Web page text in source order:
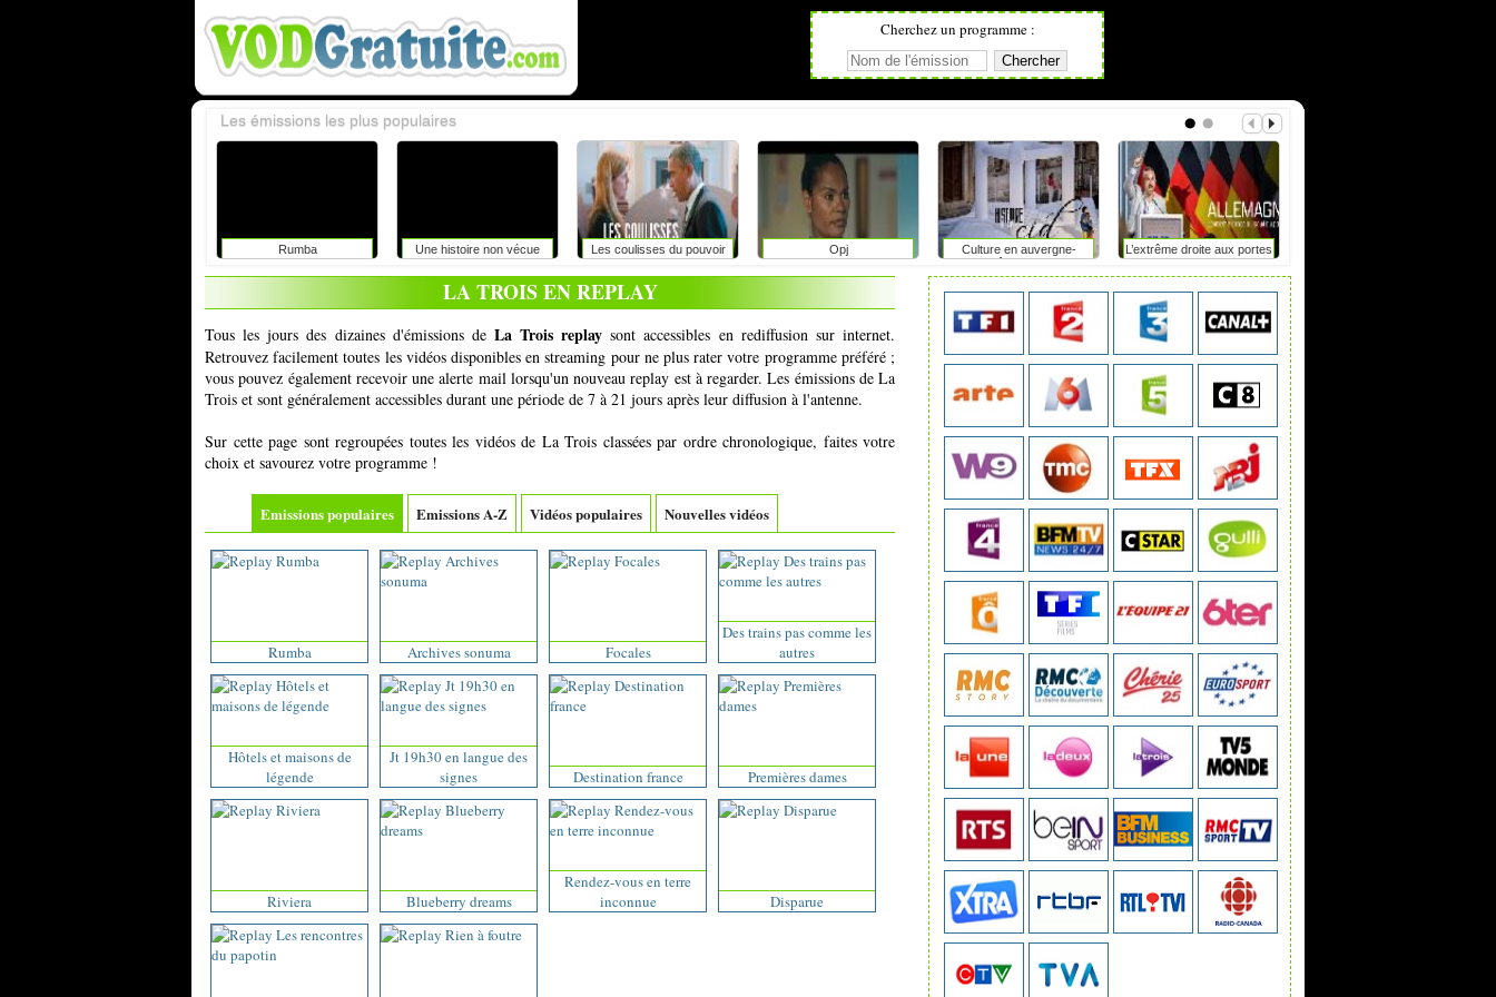
Cherchez un programme :
Rumba Une histoire non vécue Les coulisses du pouvoir Opj
Culture en auvergne-
rhône-alpes
L’extrême droite aux portes
du pouvoir en saxe-anhalt
?
Les émissions les plus populaires
LA TROIS EN REPLAY
Tous les jours des dizaines d'émissions de La Trois replay sont accessibles en rediffusion sur internet.
Retrouvez facilement toutes les vidéos disponibles en streaming pour ne plus rater votre programme préféré ;
vous pouvez également recevoir une alerte mail lorsqu'un nouveau replay est à regarder. Les émissions de La
Trois et sont généralement accessibles durant une période de 7 à 21 jours après leur diffusion à l'antenne.
Sur cette page sont regroupées toutes les vidéos de La Trois classées par ordre chronologique, faites votre
choix et savourez votre programme !
Emissions populaires Emissions A-Z Vidéos populaires Nouvelles vidéos
Rumba Archives sonuma Focales
Des trains pas comme les
autres
Hôtels et maisons de
légende
Jt 19h30 en langue des
signes
Destination france Premières dames
Riviera Blueberry dreams
Rendez-vous en terre
inconnue
Disparue